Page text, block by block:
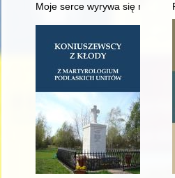
Moje serce wyrywa się nad